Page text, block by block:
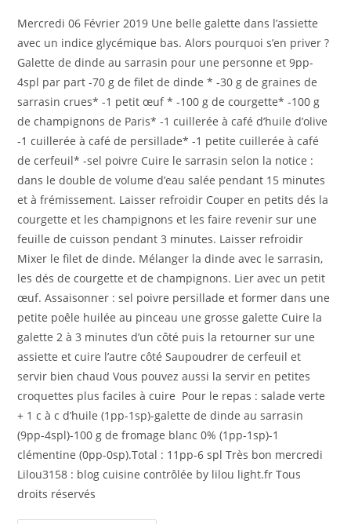
la
publication :
Mercredi 06 Février 2019 Une belle galette dans l’assiette
avec un indice glycémique bas. Alors pourquoi s’en priver ?
Galette de dinde au sarrasin pour une personne et 9pp-
4spl par part -70 g de filet de dinde * -30 g de graines de
sarrasin crues* -1 petit œuf * -100 g de courgette* -100 g
de champignons de Paris* -1 cuillerée à café d’huile d’olive
-1 cuillerée à café de persillade* -1 petite cuillerée à café
de cerfeuil* -sel poivre Cuire le sarrasin selon la notice :
dans le double de volume d’eau salée pendant 15 minutes
et à frémissement. Laisser refroidir Couper en petits dés la
courgette et les champignons et les faire revenir sur une
feuille de cuisson pendant 3 minutes. Laisser refroidir
Mixer le filet de dinde. Mélanger la dinde avec le sarrasin,
les dés de courgette et de champignons. Lier avec un petit
œuf. Assaisonner : sel poivre persillade et former dans une
petite poêle huilée au pinceau une grosse galette Cuire la
galette 2 à 3 minutes d’un côté puis la retourner sur une
assiette et cuire l’autre côté Saupoudrer de cerfeuil et
servir bien chaud Vous pouvez aussi la servir en petites
croquettes plus faciles à cuire Pour le repas : salade verte
+ 1 c à c d’huile (1pp-1sp)-galette de dinde au sarrasin
(9pp-4spl)-100 g de fromage blanc 0% (1pp-1sp)-1
clémentine (0pp-0sp).Total : 11pp-6 spl Très bon mercredi
Lilou3158 : blog cuisine contrôlée by lilou light.fr Tous
droits réservés